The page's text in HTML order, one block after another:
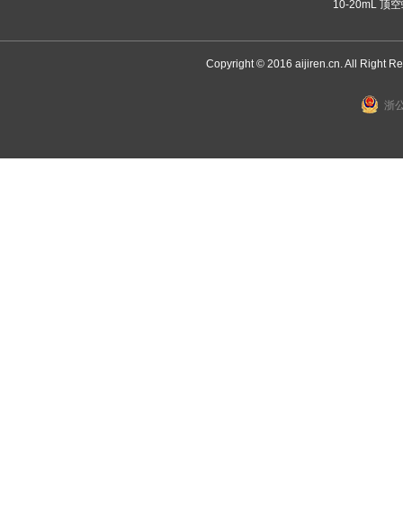
10-20mL 顶
Copyright © 2016 aijiren.cn. All Right
浙